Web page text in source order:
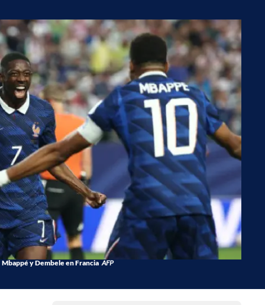
Mbappé y Dembele en Francia AFP